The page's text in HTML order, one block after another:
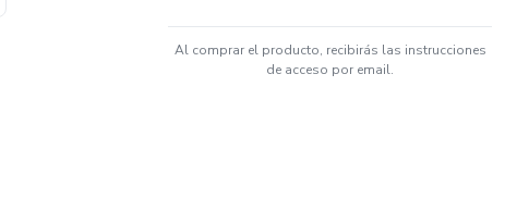
Al comprar el producto, recibirás las instrucciones
de acceso por email.